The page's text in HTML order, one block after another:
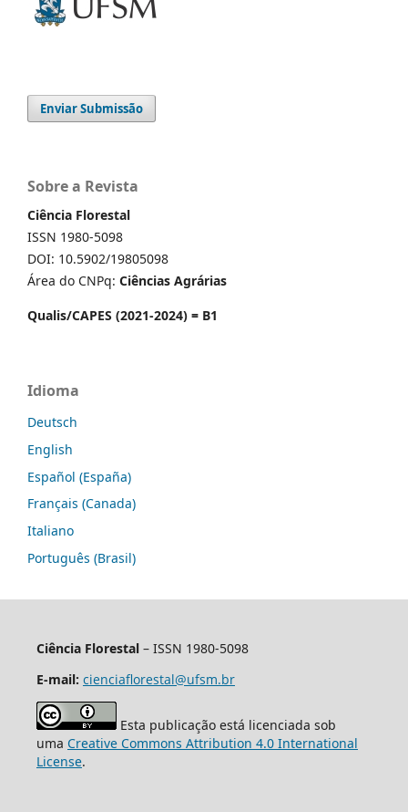
Enviar Submissão
Sobre a Revista
Ciência Florestal
ISSN 1980-5098
DOI: 10.5902/19805098
Área do CNPq: Ciências Agrárias
Qualis/CAPES (2021-2024) = B1
Idioma
Deutsch
English
Español (España)
Français (Canada)
Italiano
Português (Brasil)
Ciência Florestal– ISSN 1980-5098
E-mail: cienciaflorestal@ufsm.br
Esta publicação está licenciada sob
uma Creative Commons Attribution 4.0 International
License.